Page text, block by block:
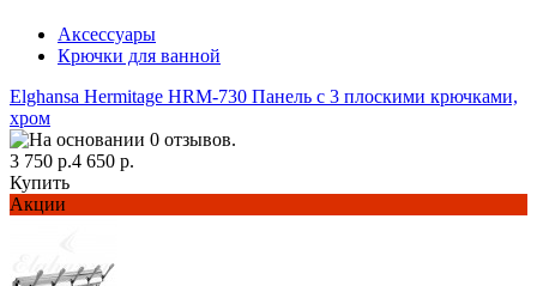
Аксессуары
Крючки для ванной
Elghansa Hermitage HRM-730 Панель с 3 плоскими крючками,
хром
3 750 р.4 650 р.
Купить
Акции